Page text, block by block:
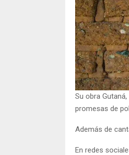
Su obra
promesas de
Además de
En redes